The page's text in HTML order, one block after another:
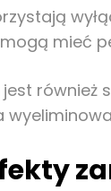
mieć
również